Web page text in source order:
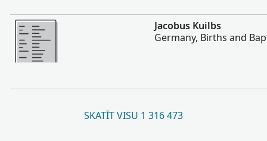
Vairāk
Jacobus Kuilbs
Germany, Births and
SKATĪT VISU 1 316 473